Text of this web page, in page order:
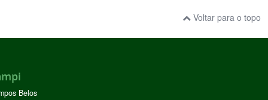
Voltar para o topo
Belos